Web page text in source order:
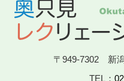
〒949-7302 新
TEL：